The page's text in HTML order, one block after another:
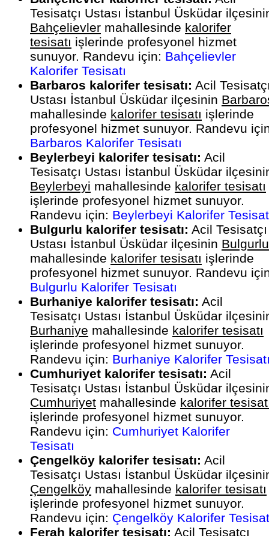
Tesisatçı Ustası İstanbul Üsküdar
Bahçelievler mahallesinde kalorifer
tesisatı işlerinde profesyonel hizmet
sunuyor. Randevu için: Bahçelievler
Kalorifer Tesisatı
Barbaros kalorifer tesisatı: Acil
Ustası İstanbul Üsküdar ilçesinin
mahallesinde kalorifer tesisatı işlerinde
profesyonel hizmet sunuyor. Randevu
Barbaros Kalorifer Tesisatı
Beylerbeyi kalorifer tesisatı: Acil
Tesisatçı Ustası İstanbul Üsküdar
Beylerbeyi mahallesinde kalorifer tesisatı
işlerinde profesyonel hizmet sunuyor.
Randevu için: Beylerbeyi Kalorifer
Bulgurlu kalorifer tesisatı: Acil Tesisatçı
Ustası İstanbul Üsküdar ilçesinin Bulgurlu
mahallesinde kalorifer tesisatı işlerinde
profesyonel hizmet sunuyor. Randevu
Bulgurlu Kalorifer Tesisatı
Burhaniye kalorifer tesisatı: Acil
Tesisatçı Ustası İstanbul Üsküdar
Burhaniye mahallesinde kalorifer tesisatı
işlerinde profesyonel hizmet sunuyor.
Randevu için: Burhaniye Kalorifer
Cumhuriyet kalorifer tesisatı: Acil
Tesisatçı Ustası İstanbul Üsküdar
Cumhuriyet mahallesinde kalorifer
işlerinde profesyonel hizmet sunuyor.
Randevu için: Cumhuriyet Kalorifer
Tesisatı
Çengelköy kalorifer tesisatı: Acil
Tesisatçı Ustası İstanbul Üsküdar
Çengelköy mahallesinde kalorifer tesisatı
işlerinde profesyonel hizmet sunuyor.
Randevu için: Çengelköy Kalorifer
Ferah kalorifer tesisatı: Acil Tesisatçı